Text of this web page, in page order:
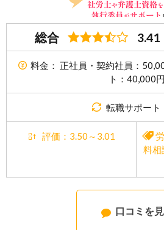
総合 3.41
料金： 正社員・契約社員：
ト：40,000円
転職サポー
評価：3.50～3.01
料相
口コミを